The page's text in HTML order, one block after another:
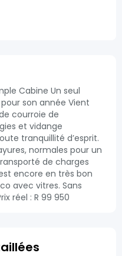
Cabine Un seul
son année Vient
courroie de
et vidange
tranquillité d’esprit.
normales pour un
de charges
encore en très bon
avec vitres. Sans
réel : R 99 950